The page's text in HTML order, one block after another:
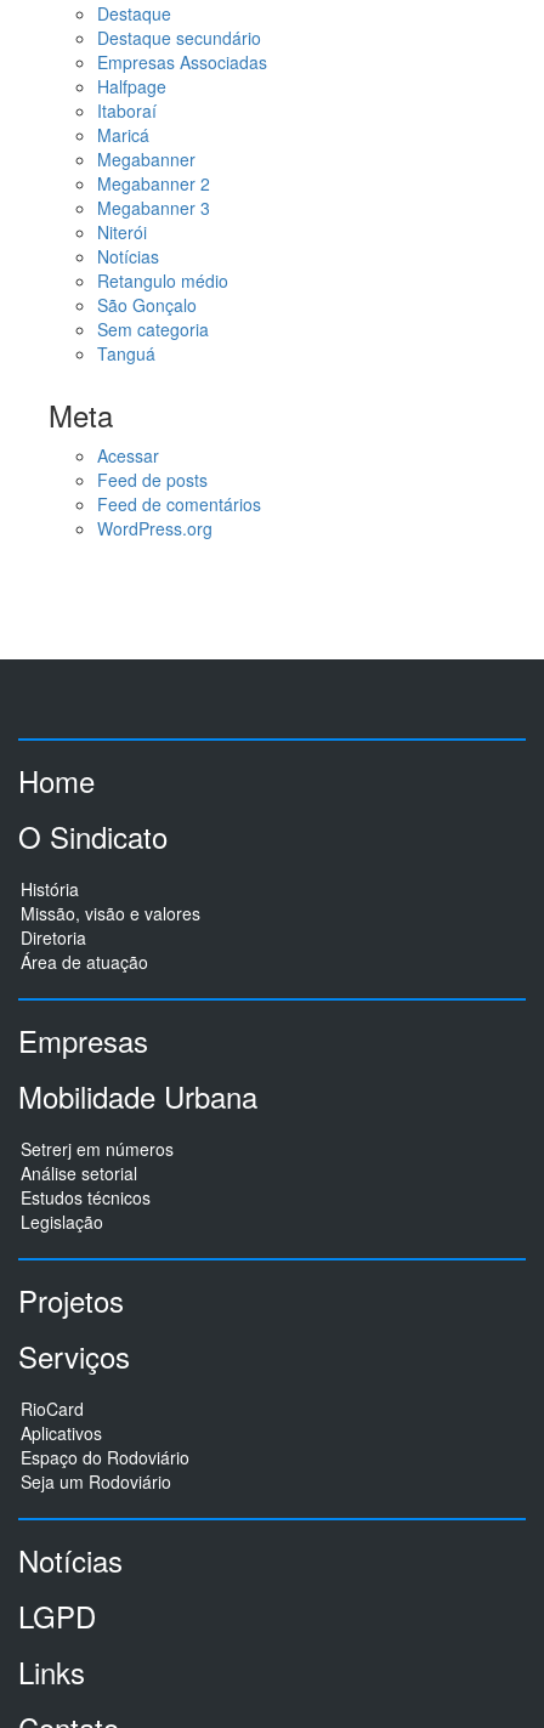
Destaque
Destaque secundário
Empresas Associadas
Halfpage
Itaboraí
Maricá
Megabanner
Megabanner 2
Megabanner 3
Niterói
Notícias
Retangulo médio
São Gonçalo
Sem categoria
Tanguá
Meta
Acessar
Feed de posts
Feed de comentários
WordPress.org
Home
O Sindicato
História
Missão, visão e valores
Diretoria
Área de atuação
Empresas
Mobilidade Urbana
Setrerj em números
Análise setorial
Estudos técnicos
Legislação
Projetos
Serviços
RioCard
Aplicativos
Espaço do Rodoviário
Seja um Rodoviário
Notícias
LGPD
Links